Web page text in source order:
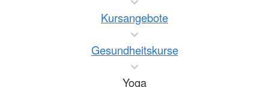
Kursangebote
Gesundheitskurse
Yoga